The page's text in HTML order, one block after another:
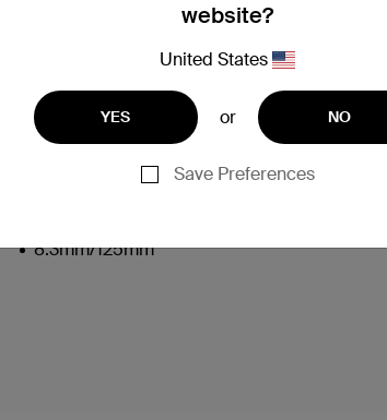
website?
United States
YES or NO
Save Preferences
Connecteur à la seconde extrémité
2 x SC/PC single mode - male
8.3mm/125mm